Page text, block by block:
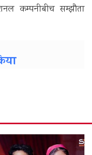
कम्पनीबीच सम्झौता